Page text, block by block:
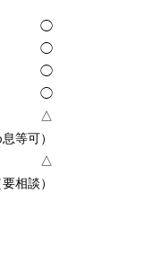
◯
◯
◯
◯
△
等可）
△
要相談）